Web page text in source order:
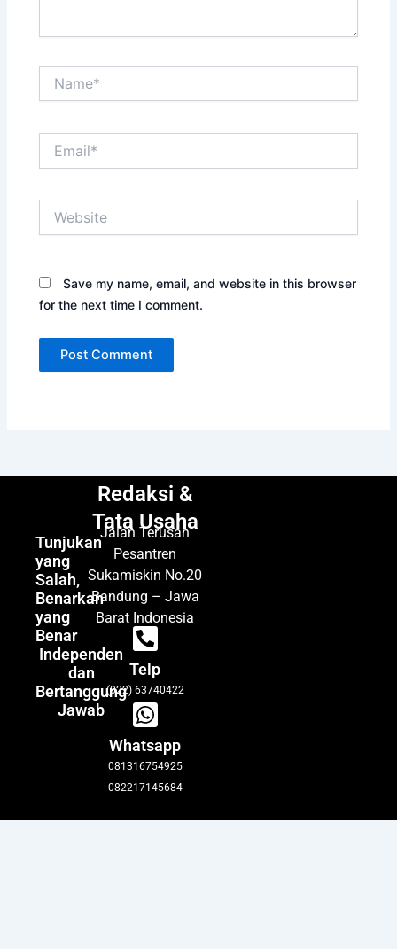
Save my name, email, and website in this browser
for the next time I comment.
Tunjukan
yang
Salah,
Benarkan
yang
Benar
Independen
dan
Bertanggung
Jawab
Redaksi &
Tata Usaha
Jalan Terusan
Pesantren
Sukamiskin No.20
Bandung – Jawa
Barat Indonesia
Telp
(022) 63740422
Whatsapp
081316754925
082217145684